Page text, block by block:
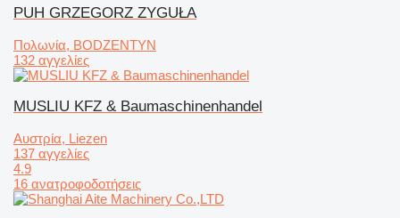
PUH GRZEGORZ ZYGUŁA
Πολωνία, BODZENTYN
132 αγγελίες
MUSLIU KFZ & Baumaschinenhandel
Αυστρία, Liezen
137 αγγελίες
4.9
16 ανατροφοδοτήσεις